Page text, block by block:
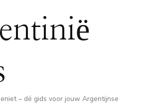
– dé gids voor jouw Argentijnse